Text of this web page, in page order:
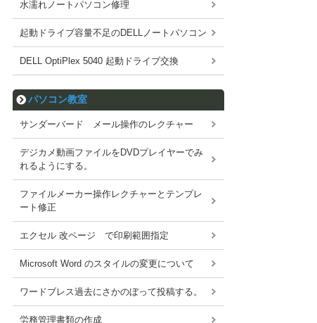
水濡れノートパソコン修理
起動ドライブ容量不足のDELLノートパソコン
DELL OptiPlex 5040 起動ドライブ交換
パソコン教室
サンダーバード メール操作のレクチャー
デジカメ動画ファイルをDVDプレイヤーでみ
れるようにする。
ファイルメーカー操作レクチャーとテンプレ
ート修正
エクセル 改ページ で印刷範囲指定
Microsoft Word のスタイルの変更について
ワードブレス過去にさかのぼって投稿する。
労務管理書類の作成